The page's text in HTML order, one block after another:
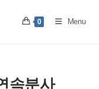
0 Menu
속분사